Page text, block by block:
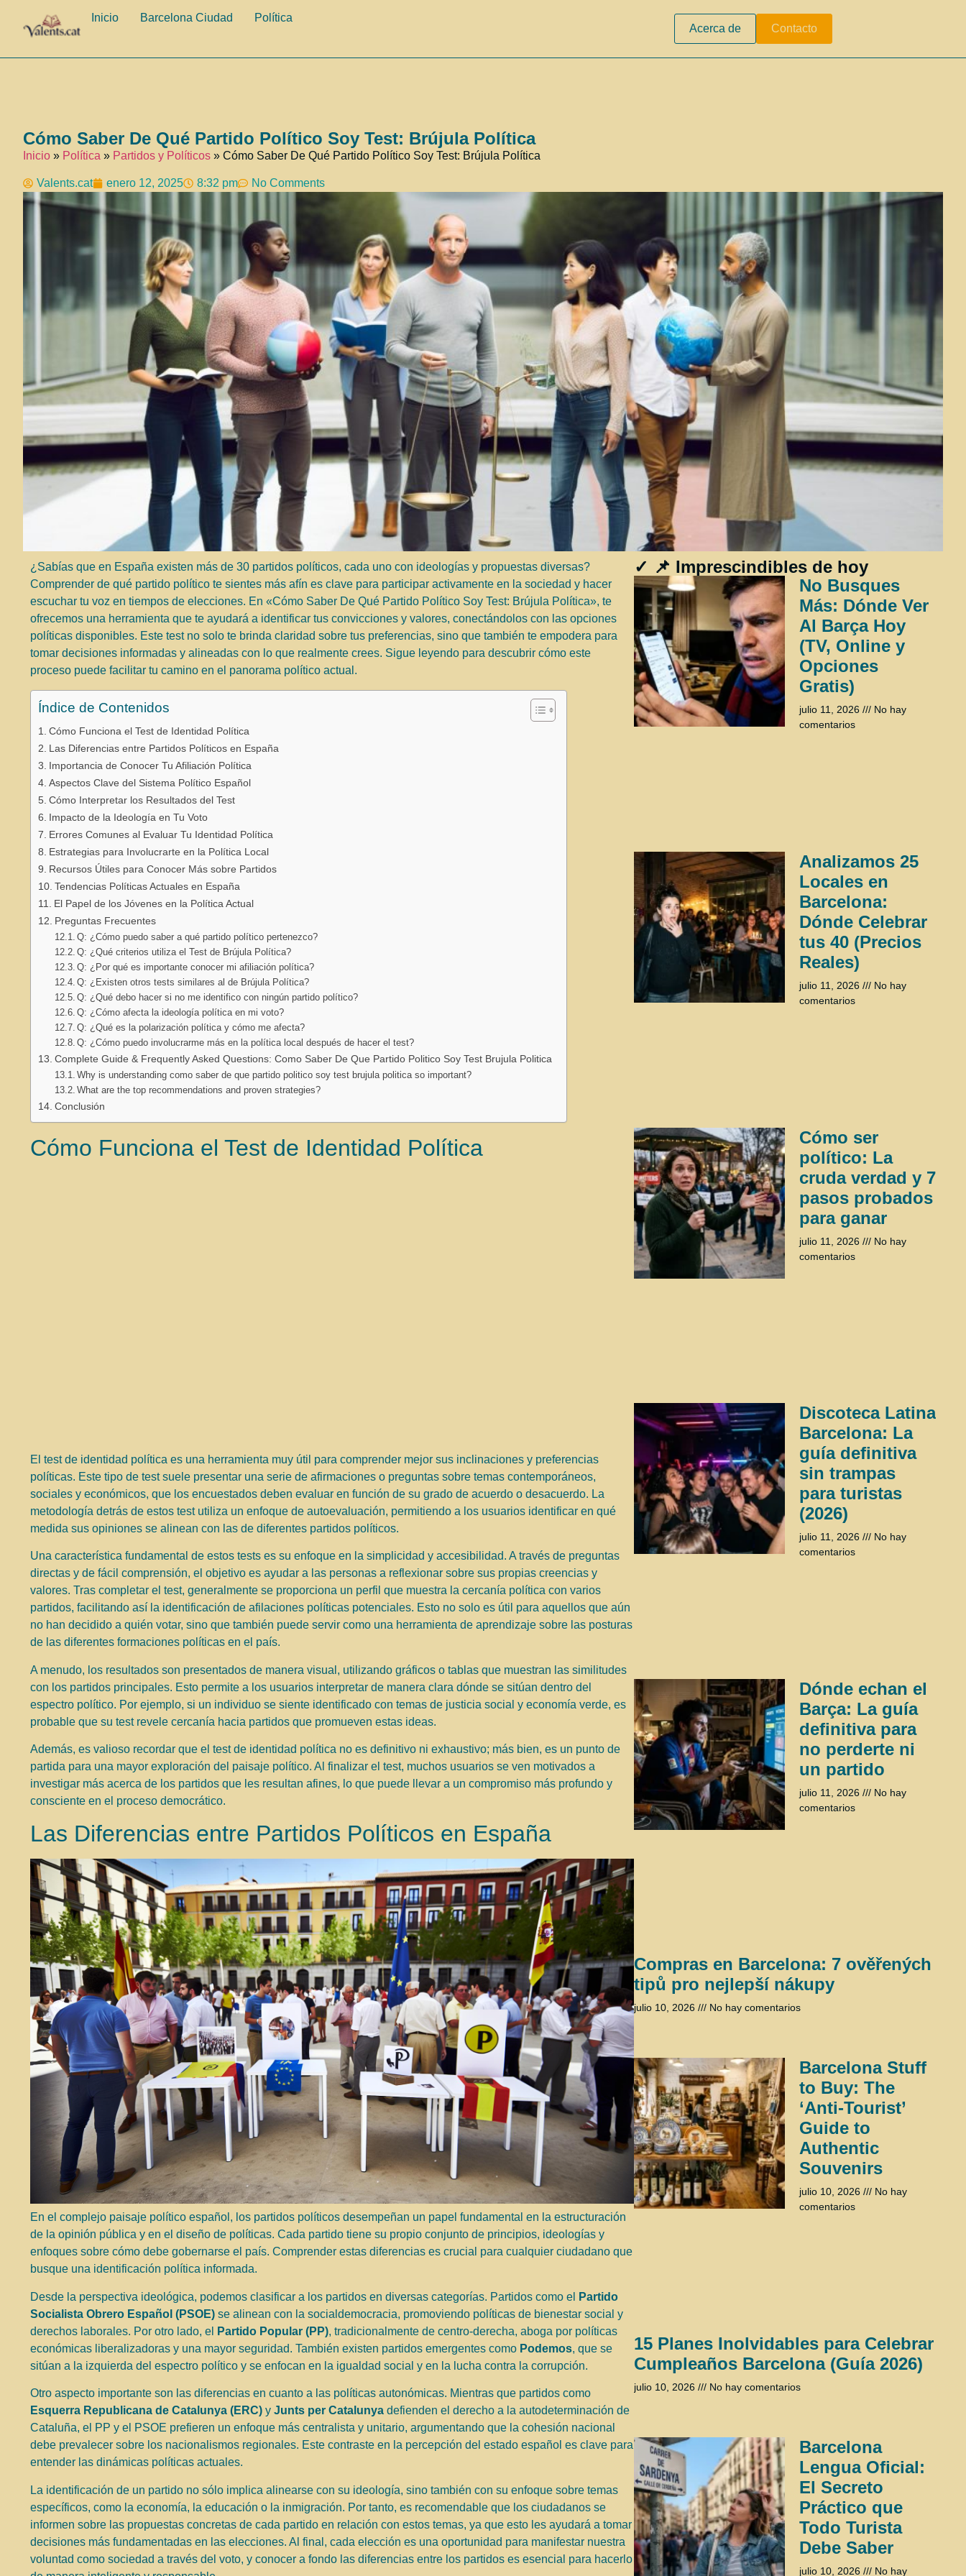
Inicio Barcelona Ciudad
Política
Acerca de
Contacto
Cómo Saber De Qué Partido Político Soy Test: Brújula Política
Inicio » Política » Partidos y Políticos » Cómo Saber De Qué Partido Político Soy Test: Brújula Política
Valents.cat enero 12, 2025 8:32 pm No Comments
¿Sabías que en España existen más de 30 partidos políticos, cada uno con ideologías y propuestas diversas?
Comprender de qué partido político te sientes más afín es clave para participar activamente en la sociedad y hacer
escuchar tu voz en tiempos de elecciones. En «Cómo Saber De Qué Partido Político Soy Test: Brújula Política», te
ofrecemos una herramienta que te ayudará a identificar tus convicciones y valores, conectándolos con las opciones
políticas disponibles. Este test no solo te brinda claridad sobre tus preferencias, sino que también te empodera para
tomar decisiones informadas y alineadas con lo que realmente crees. Sigue leyendo para descubrir cómo este
proceso puede facilitar tu camino en el panorama político actual.
Índice de Contenidos
Cómo Funciona el Test de Identidad Política
Las Diferencias entre Partidos Políticos en España
Importancia de Conocer Tu Afiliación Política
Aspectos Clave del Sistema Político Español
Cómo Interpretar los Resultados del Test
Impacto de la Ideología en Tu Voto
Errores Comunes al Evaluar Tu Identidad Política
Estrategias para Involucrarte en la Política Local
Recursos Útiles para Conocer Más sobre Partidos
Tendencias Políticas Actuales en España
El Papel de los Jóvenes en la Política Actual
Preguntas Frecuentes
Q: ¿Cómo puedo saber a qué partido político pertenezco?
Q: ¿Qué criterios utiliza el Test de Brújula Política?
Q: ¿Por qué es importante conocer mi afiliación política?
Q: ¿Existen otros tests similares al de Brújula Política?
Q: ¿Qué debo hacer si no me identifico con ningún partido político?
Q: ¿Cómo afecta la ideología política en mi voto?
Q: ¿Qué es la polarización política y cómo me afecta?
Q: ¿Cómo puedo involucrarme más en la política local después de hacer el test?
Complete Guide & Frequently Asked Questions: Como Saber De Que Partido Politico Soy Test Brujula Politica
Why is understanding como saber de que partido politico soy test brujula politica so important?
What are the top recommendations and proven strategies?
Conclusión
Cómo Funciona el Test de Identidad Política
El test de identidad política es una herramienta muy útil para comprender mejor sus inclinaciones y preferencias
políticas. Este tipo de test suele presentar una serie de afirmaciones o preguntas sobre temas contemporáneos,
sociales y económicos, que los encuestados deben evaluar en función de su grado de acuerdo o desacuerdo. La
metodología detrás de estos test utiliza un enfoque de autoevaluación, permitiendo a los usuarios identificar en qué
medida sus opiniones se alinean con las de diferentes partidos políticos.
Una característica fundamental de estos tests es su enfoque en la simplicidad y accesibilidad. A través de preguntas
directas y de fácil comprensión, el objetivo es ayudar a las personas a reflexionar sobre sus propias creencias y
valores. Tras completar el test, generalmente se proporciona un perfil que muestra la cercanía política con varios
partidos, facilitando así la identificación de afilaciones políticas potenciales. Esto no solo es útil para aquellos que aún
no han decidido a quién votar, sino que también puede servir como una herramienta de aprendizaje sobre las posturas
de las diferentes formaciones políticas en el país.
A menudo, los resultados son presentados de manera visual, utilizando gráficos o tablas que muestran las similitudes
con los partidos principales. Esto permite a los usuarios interpretar de manera clara dónde se sitúan dentro del
espectro político. Por ejemplo, si un individuo se siente identificado con temas de justicia social y economía verde, es
probable que su test revele cercanía hacia partidos que promueven estas ideas.
Además, es valioso recordar que el test de identidad política no es definitivo ni exhaustivo; más bien, es un punto de
partida para una mayor exploración del paisaje político. Al finalizar el test, muchos usuarios se ven motivados a
investigar más acerca de los partidos que les resultan afines, lo que puede llevar a un compromiso más profundo y
consciente en el proceso democrático.
Las Diferencias entre Partidos Políticos en España
En el complejo paisaje político español, los partidos políticos desempeñan un papel fundamental en la estructuración
de la opinión pública y en el diseño de políticas. Cada partido tiene su propio conjunto de principios, ideologías y
enfoques sobre cómo debe gobernarse el país. Comprender estas diferencias es crucial para cualquier ciudadano que
busque una identificación política informada.
Desde la perspectiva ideológica, podemos clasificar a los partidos en diversas categorías. Partidos como el
Partido
Socialista Obrero Español (PSOE) se alinean con la socialdemocracia, promoviendo políticas de bienestar social y
derechos laborales. Por otro lado, el
Partido Popular (PP), tradicionalmente de centro-derecha, aboga por políticas
económicas liberalizadoras y una mayor seguridad. También existen partidos emergentes como Podemos, que se
sitúan a la izquierda del espectro político y se enfocan en la igualdad social y en la lucha contra la corrupción.
Otro aspecto importante son las diferencias en cuanto a las políticas autonómicas. Mientras que partidos como
Esquerra Republicana de Catalunya (ERC) y Junts per Catalunya defienden el derecho a la autodeterminación de
Cataluña, el PP y el PSOE prefieren un enfoque más centralista y unitario, argumentando que la cohesión nacional
debe prevalecer sobre los nacionalismos regionales. Este contraste en la percepción del estado español es clave para
entender las dinámicas políticas actuales.
La identificación de un partido no sólo implica alinearse con su ideología, sino también con su enfoque sobre temas
específicos, como la economía, la educación o la inmigración. Por tanto, es recomendable que los ciudadanos se
informen sobre las propuestas concretas de cada partido en relación con estos temas, ya que esto les ayudará a tomar
decisiones más fundamentadas en las elecciones. Al final, cada elección es una oportunidad para manifestar nuestra
voluntad como sociedad a través del voto, y conocer a fondo las diferencias entre los partidos es esencial para hacerlo
✓ 📌 Imprescindibles de hoy
No Busques
Más: Dónde Ver
Al Barça Hoy
(TV, Online y
Opciones
Gratis)
julio 11, 2026
No hay
comentarios
Analizamos 25
Locales en
Barcelona:
Dónde Celebrar
tus 40 (Precios
Reales)
julio 11, 2026
No hay
comentarios
Cómo ser
político: La
cruda verdad y 7
pasos probados
para ganar
julio 11, 2026
No hay
comentarios
Discoteca Latina
Barcelona: La
guía definitiva
sin trampas
para turistas
(2026)
julio 11, 2026
No hay
comentarios
Dónde echan el
Barça: La guía
definitiva para
no perderte ni
un partido
julio 11, 2026
No hay
comentarios
Compras en Barcelona: 7 ověřených
tipů pro nejlepší nákupy
julio 10, 2026 No hay comentarios
Barcelona Stuff
to Buy: The
‘Anti-Tourist’
Guide to
Authentic
Souvenirs
julio 10, 2026
No hay
comentarios
15 Planes Inolvidables para Celebrar
Cumpleaños Barcelona (Guía 2026)
julio 10, 2026 No hay comentarios
Barcelona
Lengua Oficial:
El Secreto
Práctico que
Todo Turista
Debe Saber
julio 10, 2026 No hay